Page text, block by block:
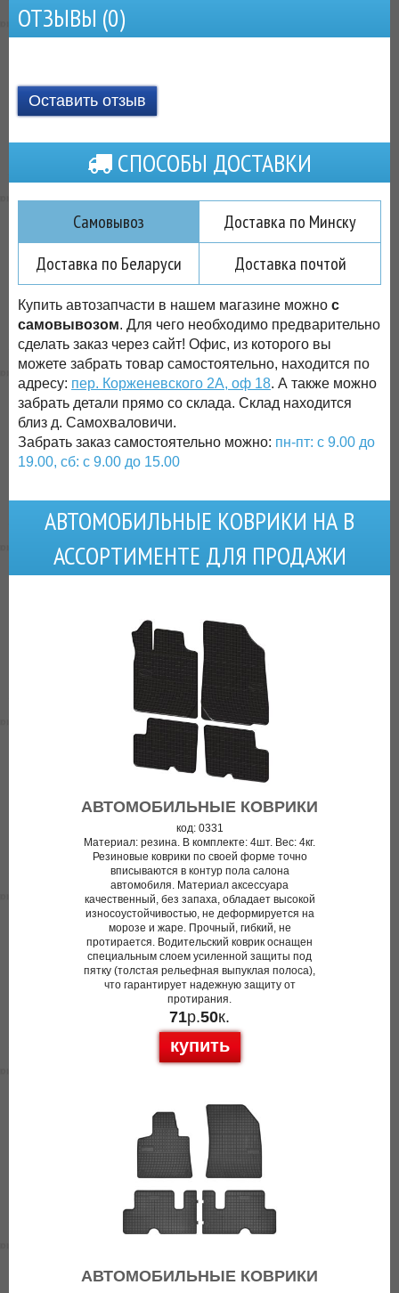
ОТЗЫВЫ (0)
Оставить отзыв
СПОСОБЫ ДОСТАВКИ
Самовывоз
Доставка по Минску
Доставка по Беларуси
Доставка почтой
Купить автозапчасти в нашем магазине можно с
самовывозом. Для чего необходимо предварительно
сделать заказ через сайт! Офис, из которого вы
можете забрать товар самостоятельно, находится по
адресу: пер. Корженевского 2А, оф 18. А также можно
забрать детали прямо со склада. Склад находится
близ д. Самохваловичи.
Забрать заказ самостоятельно можно: пн-пт: с 9.00 до
19.00, сб: с 9.00 до 15.00
АВТОМОБИЛЬНЫЕ КОВРИКИ НА В
АССОРТИМЕНТЕ ДЛЯ ПРОДАЖИ
АВТОМОБИЛЬНЫЕ КОВРИКИ
код: 0331
Материал: резина. В комплекте: 4шт. Вес: 4кг.
Резиновые коврики по своей форме точно
вписываются в контур пола салона
автомобиля. Материал аксессуара
качественный, без запаха, обладает высокой
износоустойчивостью, не деформируется на
морозе и жаре. Прочный, гибкий, не
протирается. Водительский коврик оснащен
специальным слоем усиленной защиты под
пятку (толстая рельефная выпуклая полоса),
что гарантирует надежную защиту от
протирания.
71р.50к.
купить
АВТОМОБИЛЬНЫЕ КОВРИКИ